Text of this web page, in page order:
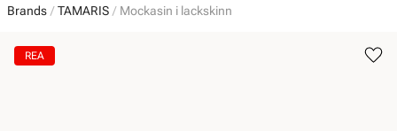
Brands TAMARIS Mockasin i lackskinn
REA